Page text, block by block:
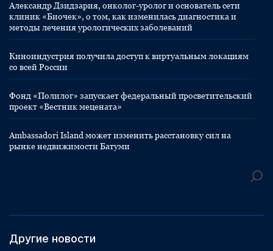
Александр Дзидзария, онколог-уролог и основатель сети
клиник «Биочек», о том, как изменилась диагностика и
методы лечения урологических заболеваний
Киноиндустрия получила доступ к виртуальным локациям
со всей России
Фонд «Полилог» запускает федеральный просветительский
проект «Вестник мецената»
Ambassadori Island может изменить расстановку сил на
рынке недвижимости Батуми
Другие новости